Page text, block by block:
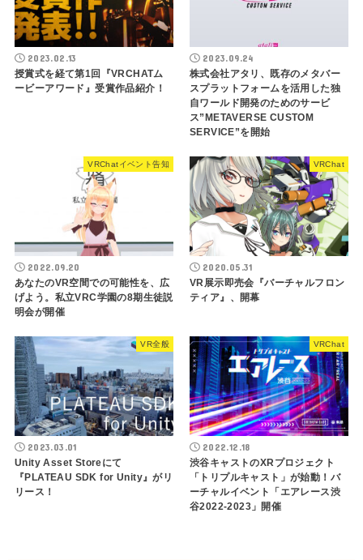
2023.02.13
授賞式を経て第1回『VRCHATム
ービーアワード』受賞作品紹介！
2023.09.24
株式会社アタリ、既存のメタバー
スプラットフォームを活用した独
自ワールド開発のためのサービ
ス”METAVERSE CUSTOM
SERVICE”を開始
VRChatイベント告知
2022.09.20
あなたのVR空間での可能性を、広
げよう。私立VRC学園の8期生徒説
明会が開催
VRChat
2020.05.31
VR展示即売会『バーチャルフロン
ティア』、開幕
VR全般
2023.03.01
Unity Asset Storeにて
『PLATEAU SDK for Unity』がリ
リース！
VRChat
2022.12.18
渋谷キャストのXRプロジェクト
「トリプルキャスト」が始動！バ
ーチャルイベント「エアレース渋
谷2022-2023」開催